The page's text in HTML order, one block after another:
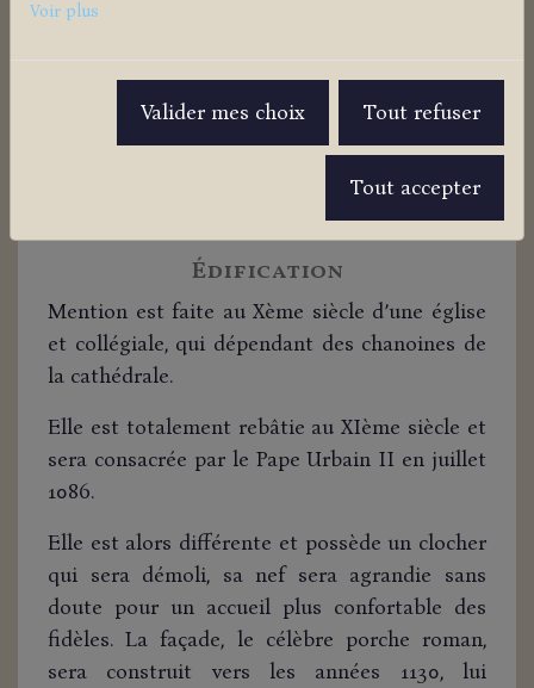
Classée monument historique en 1840, l’église
Notre-Dame la grande de Poitiers est le plus
Elle est longue de 57 mètres et large de 13. Si
l’on ne sait pas grand-chose de son histoire,
l’on peut tout de même admirer son style et
notamment son porche roman.
Édification
Mention est faite au Xème siècle d’une église
et collégiale, qui dépendant des chanoines de
la cathédrale.
Elle est totalement rebâtie au XIème siècle et
sera consacrée par le Pape Urbain II en juillet
1086.
Elle est alors différente et possède un clocher
qui sera démoli, sa nef sera agrandie sans
doute pour un accueil plus confortable des
fidèles. La façade, le célèbre porche roman,
sera construit vers les années 1130, lui
avons pu vous proposer ont été
Voir plus
Valider mes choix Tout refuser
Tout accepter